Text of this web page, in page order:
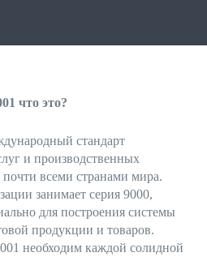
что это?
стандарт
и производственных
всеми странами мира.
занимает серия 9000,
для построения системы
продукции и товаров.
необходим каждой солидной